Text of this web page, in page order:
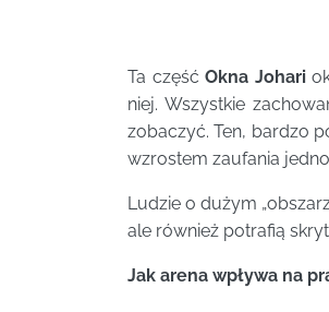
Ta częśćOkna Johari
niej. Wszystkie
zobaczyć. Ten, bardzo
wzrostem zaufania
Ludzie o dużym
ale również potrafią
Jak arena wpływa na